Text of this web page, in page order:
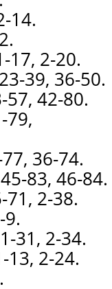
14.
17, 2-20.
39, 36-50.
42-80.
79,
36-74.
83, 46-84.
2-38.
31, 2-34.
13, 2-24.